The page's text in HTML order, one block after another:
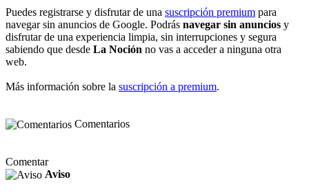
Puedes registrarse y disfrutar de una suscripción premium para
navegar sin anuncios de Google. Podrás navegar sin anuncios y
disfrutar de una experiencia limpia, sin interrupciones y segura
sabiendo que desde La Noción no vas a acceder a ninguna otra
web.
Más información sobre la suscripción a premium.
Comentarios
Comentar
Aviso